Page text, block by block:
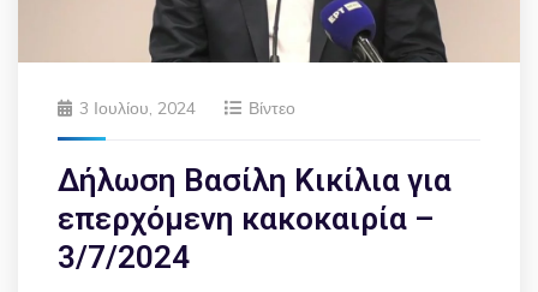
3 Ιουλίου, 2024 Βίντεο
Δήλωση Βασίλη Κικίλια για
επερχόμενη κακοκαιρία –
3/7/2024